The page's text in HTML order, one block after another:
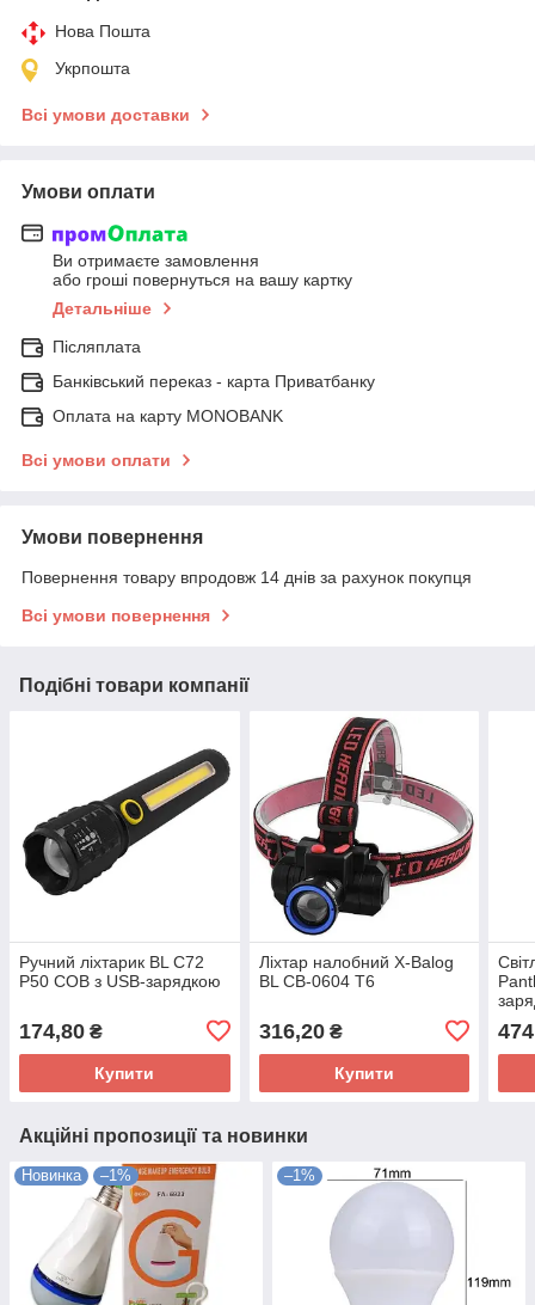
Нова Пошта
Укрпошта
Всі умови доставки
Умови оплати
Ви отримаєте замовлення
або гроші повернуться на вашу картку
Детальніше
Післяплата
Банківський переказ - карта Приватбанку
Оплата на карту MONOBANK
Всі умови оплати
Умови повернення
Повернення товару впродовж 14 днів за рахунок покупця
Всі умови повернення
Подібні товари компанії
Ручний ліхтарик BL C72
P50 COB з USB-зарядкою
174,80 ₴
Купити
Ліхтар налобний X-Balog
BL CB-0604 T6
316,20₴
Купити
Акційні пропозиції та новинки
Новинка –1% –1%